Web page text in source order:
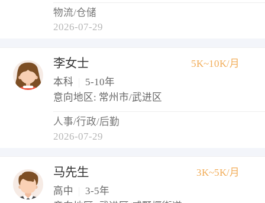
物流/仓储
2026-07-29
李女士
5K~10K/月
本科
5-10年
意向地区: 常州市/武进区
人事/行政/后勤
2026-07-29
马先生
3K~5K/月
高中
3-5年